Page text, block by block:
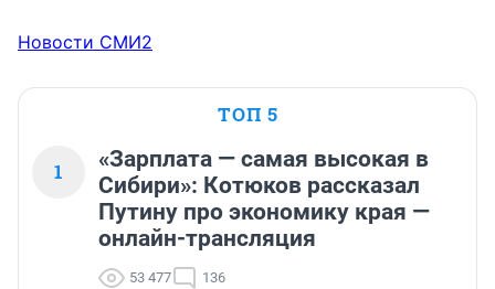
Новости СМИ2
ТОП 5
1
«Зарплата — самая высокая в
Сибири»: Котюков рассказал
Путину про экономику края —
онлайн-трансляция
53 477 136